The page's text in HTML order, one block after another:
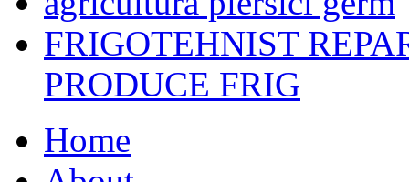
FRIGOTEHNIST
PRODUCE FRIG
Home